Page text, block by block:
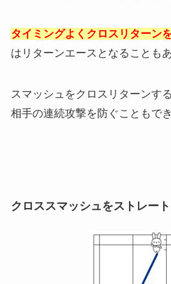
タイミングよくクロスリターン
はリターンエースとなることもあ
スマッシュをクロスリターンす
相手の連続攻撃を防ぐこともでき
クロススマッシュをストレー